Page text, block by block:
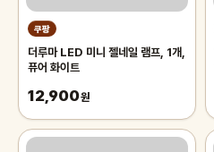
쿠팡
더루마 LED 미니 젤네일 램프, 1개,
퓨어 화이트
12,900원